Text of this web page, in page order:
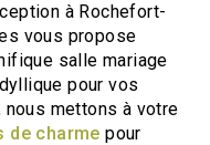
à Rochefort-
vous propose
salle mariage
pour vos
nous mettons à votre
de charme pour